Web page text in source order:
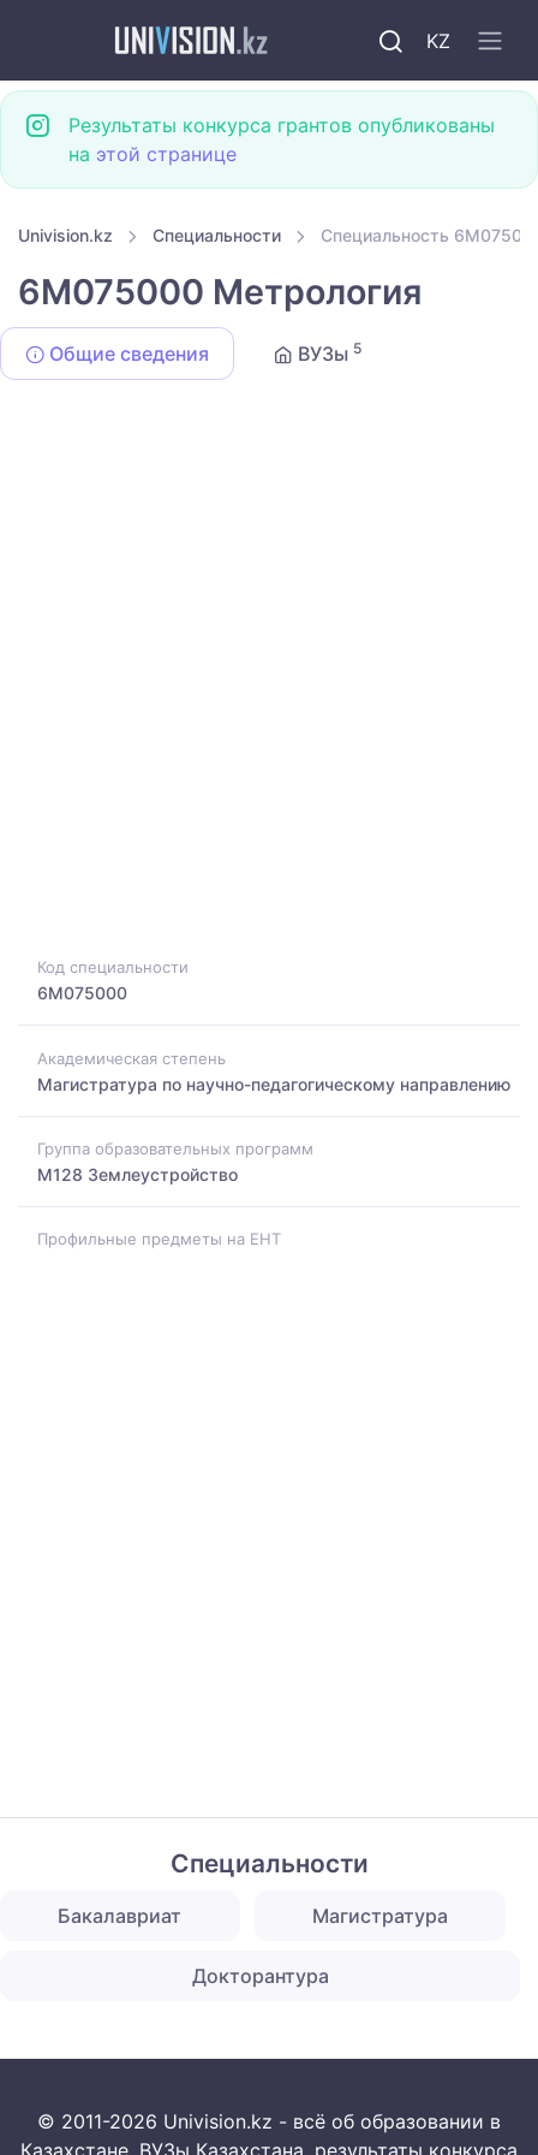
KZ
Результаты конкурса грантов опубликованы
на этой странице
Univision.kz Специальности Специальность
6M075000 Метрология
Общие сведения ВУЗы 5
Код специальности
6M075000
Академическая степень
Магистратура по научно-педагогическому направлению
Группа образовательных программ
M128 Землеустройство
Профильные предметы на ЕНТ
Специальности
Бакалавриат Магистратура
Докторантура
© 2011-2026 Univision.kz - всё об образовании в
Казахстане. ВУЗы Казахстана, результаты конкурса